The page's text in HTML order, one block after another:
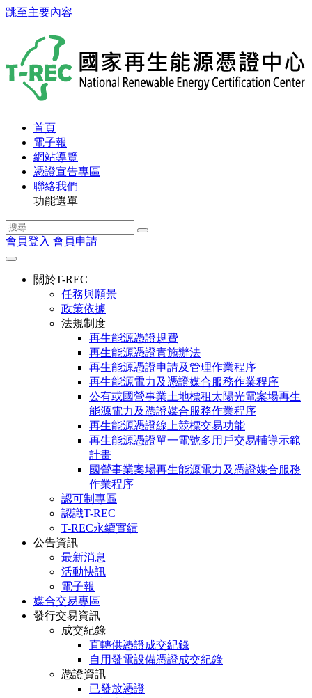
跳至主要內容
首頁
電子報
網站導覽
憑證宣告專區
聯絡我們
功能選單
會員登入 會員申請
關於T-REC
任務與願景
政策依據
法規制度
再生能源憑證規費
再生能源憑證實施辦法
再生能源憑證申請及管理作業程序
再生能源電力及憑證媒合服務作業程序
公有或國營事業土地標租太陽光電案場再生
能源電力及憑證媒合服務作業程序
再生能源憑證線上競標交易功能
再生能源憑證單一電號多用戶交易輔導示範
計畫
國營事業案場再生能源電力及憑證媒合服務
作業程序
認可制專區
認識T-REC
T-REC永續實績
公告資訊
最新消息
活動快訊
電子報
媒合交易專區
發行交易資訊
成交紀錄
直轉供憑證成交紀錄
自用發電設備憑證成交紀錄
憑證資訊
已發放憑證